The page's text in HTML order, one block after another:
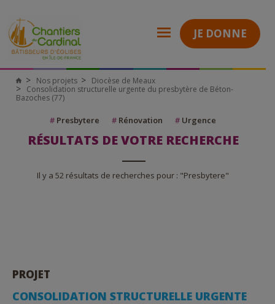
JE DONNE
Nos projets
Diocèse de Meaux
Consolidation structurelle urgente du presbytère de Béton-
Bazoches (77)
# Presbytere # Rénovation # Urgence
RÉSULTATS DE VOTRE RECHERCHE
Il y a 52 résultats de recherches pour : "Presbytere"
PROJET
CONSOLIDATION STRUCTURELLE URGENTE